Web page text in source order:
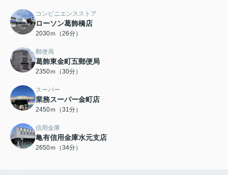
コンビニエンスストア
ローソン葛飾橋店
2030ｍ（26分）
郵便局
葛飾東金町五郵便局
2350ｍ（30分）
スーパー
業務スーパー金町店
2450ｍ（31分）
信用金庫
亀有信用金庫水元支店
2650ｍ（34分）